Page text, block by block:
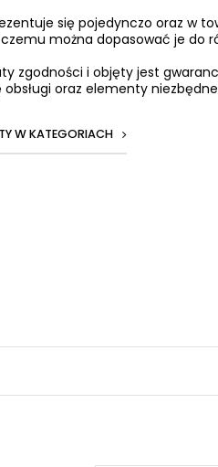
się pojedynczo oraz w
można dopasować je do
zgodności i objęty jest
oraz elementy
W KATEGORIACH